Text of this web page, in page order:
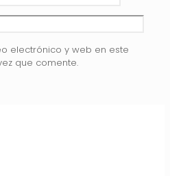
electrónico y web en este
que comente.